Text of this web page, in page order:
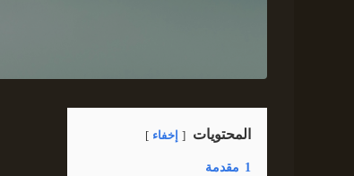
المحتويات إخفاء
1 مقدمة